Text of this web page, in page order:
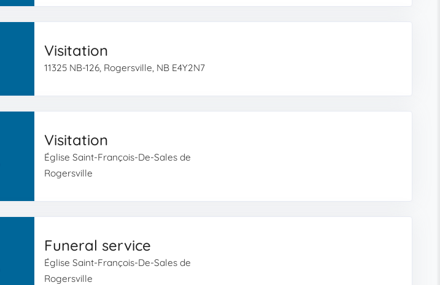
Visitation
11325 NB-126, Rogersville, NB E4Y2N7
Visitation
Église Saint-François-De-Sales de
Rogersville
Funeral service
Église Saint-François-De-Sales de
Rogersville